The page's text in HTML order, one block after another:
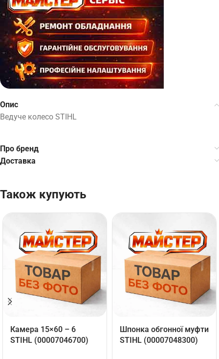
Опис
Ведуче колесо STIHL
Про бренд
Доставка
Також купують
Камера 15×60 – 6
STIHL (00007046700)
Шпонка обгонної муфти
STIHL (00007048300)